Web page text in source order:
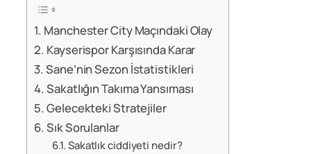
Manchester City Maçındaki Olay
Kayserispor Karşısında Karar
Sane’nin Sezon İstatistikleri
Sakatlığın Takıma Yansıması
Gelecekteki Stratejiler
Sık Sorulanlar
Sakatlık ciddiyeti nedir?